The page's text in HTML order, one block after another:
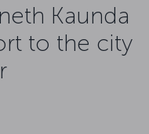
Kaunda
to the city